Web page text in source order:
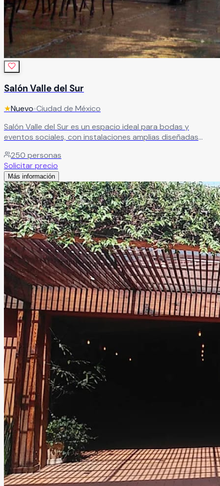
Salón Valle del Sur
★Nuevo•Ciudad de México
Salón Valle del Sur es un espacio ideal para bodas y
eventos sociales, con instalaciones amplias diseñadas
calidad, servicio y excelente relación costo-beneficio.
Tiene capacidad para banquetes de 50 a 250 personas,
además de contar con camerino para novios, área de
fumadores, estacionamiento amplio y servicio de limpieza
en sanitarios.Leer más
250 personas
Solicitar precio
Más información